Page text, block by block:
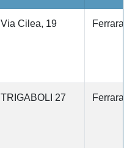
Via Cilea, 19 Ferrara
TRIGABOLI 27 Ferrara